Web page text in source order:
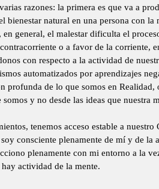
razones: la primera es que va a
natural en una persona con la
general, el malestar dificulta el
o a favor de la corriente,
con respecto a la actividad de
automatizados por aprendizajes
profunda de lo que somos en Realidad,
y no desde las ideas que nuestra
tenemos acceso estable a nuestro
consciente plenamente de mí y de la
plenamente con mi entorno a la
actividad de la mente.